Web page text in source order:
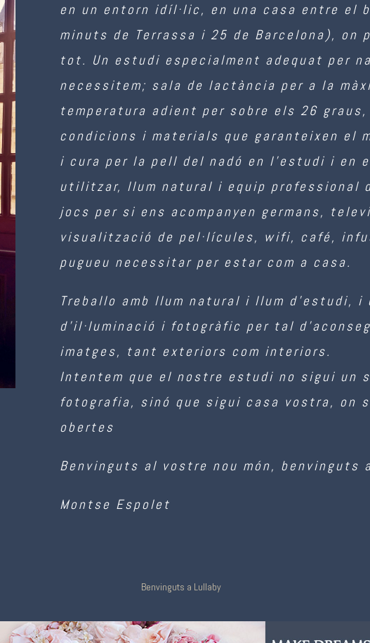
en un entorn idíl·lic, en una casa entre el
minuts de Terrassa i 25 de Barcelona), on
tot. Un estudi especialment adequat per
necessitem; sala de lactància per a la
temperatura adient per sobre els 26
condicions i materials que garanteixen el
i cura per la pell del nadó en l’estudi i en
utilitzar, llum natural i equip professional
jocs per si ens acompanyen germans,
visualització de pel·lícules, wifi, café,
pugueu necessitar per estar com a casa.
Treballo amb llum natural i llum d’estudi,
d’il·luminació i fotogràfic per tal
imatges, tant exteriors com interiors.
Intentem que el nostre estudi no sigui un
fotografia, sinó que sigui casa vostra, on
obertes
Benvinguts al vostre nou món, benvinguts
Montse Espolet
Benvinguts a Lullaby